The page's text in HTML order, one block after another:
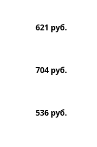
621 руб.
704 руб.
536 руб.